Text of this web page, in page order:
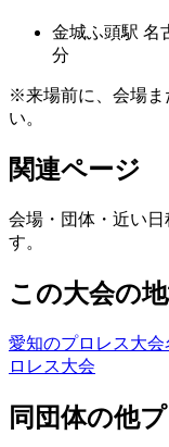
金城ふ頭駅 名
分
※来場前に、会場ま
い。
関連ページ
会場・団体・近い
す。
この大会の
愛知のプロレス大会
ロレス大会
同団体の他